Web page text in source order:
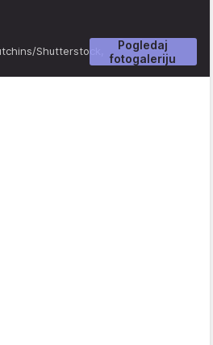
Pogledaj
fotogaleriju
Shutterstock,